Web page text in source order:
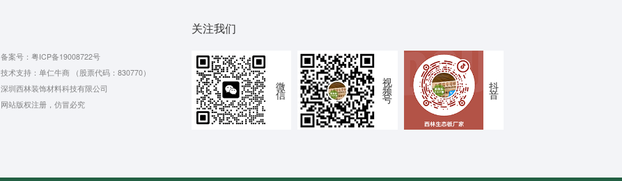
备案号： 粤ICP备19008722号
技术支持：单仁牛商 （股票代码：830770）
深圳西林装饰材料科技有限公司
网站版权注册，仿冒必究
关注我们
微
信
视
频
号
抖
音